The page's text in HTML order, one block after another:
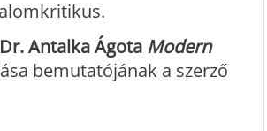
Dr. Antalka Ágota Modern
bemutatójának a szerző